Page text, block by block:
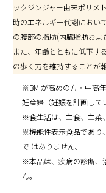
ックジンジャー由来ポリメ
時のエネルギー代謝におい
の腹部の脂肪(内臓脂肪およ
また、年齢とともに低下す
の歩く力を維持することが
※BMIが高めの方・中高
妊産婦（妊娠を計画して
※食生活は、主食、主菜
※機能性表示食品であり
で はありません。
※本品は、疾病の診断、
ん。